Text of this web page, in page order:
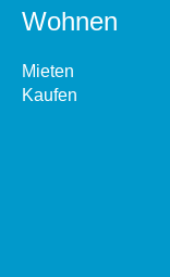
Wohnen
Mieten
Kaufen